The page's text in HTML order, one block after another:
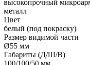
высокопрочный
металл
Цвет
белый (под покраску)
Размер видимой части
Ø55 мм
Габариты (Д/Ш/В)
100/100/50 мм